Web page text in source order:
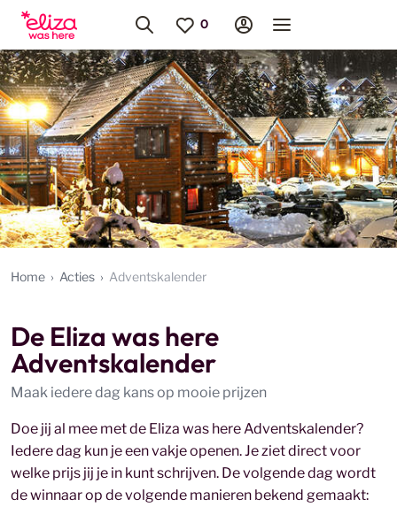
Home Acties Adventskalender
De Eliza was here
Adventskalender
Maak iedere dag kans op mooie prijzen
Doe jij al mee met de Eliza was here Adventskalender?
Iedere dag kun je een vakje openen. Je ziet direct voor
welke prijs jij je in kunt schrijven. De volgende dag wordt
de winnaar op de volgende manieren bekend gemaakt: